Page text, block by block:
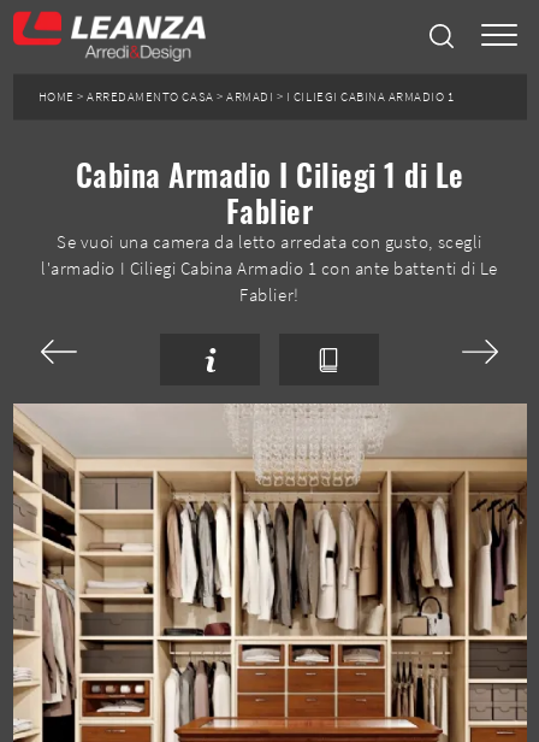
HOME >ARREDAMENTO CASA >ARMADI > I CILIEGI CABINA ARMADIO 1
Cabina Armadio I Ciliegi 1 di Le
Fablier
Se vuoi una camera da letto arredata con gusto, scegli
l'armadio I Ciliegi Cabina Armadio 1 con ante battenti di Le
Fablier!